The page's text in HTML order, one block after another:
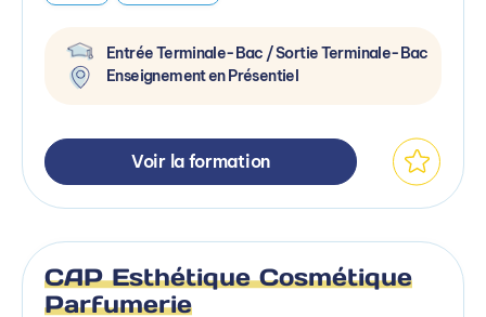
Entrée Terminale-Bac / Sortie Terminale-Bac
Enseignement en Présentiel
Voir la formation
CAP Esthétique Cosmétique
Parfumerie